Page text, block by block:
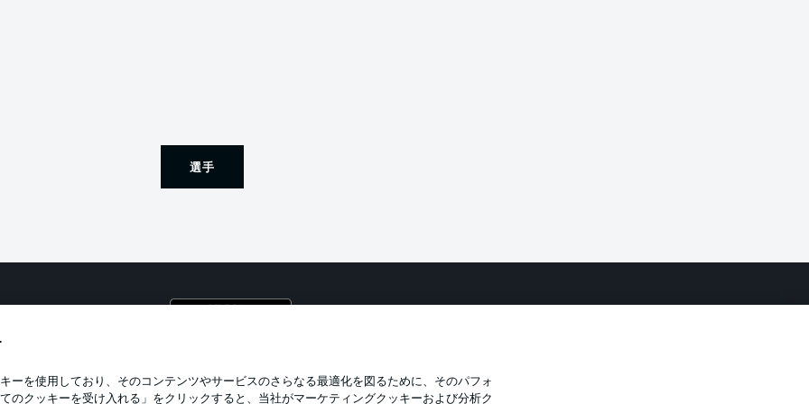
選手
当サイトについて
を使用しており、そのコンテンツやサービスのさらなる最適化を図るために、そのパフォ
クッキーを受け入れる」をクリックすると、当社がマーケティングクッキーおよび分析ク